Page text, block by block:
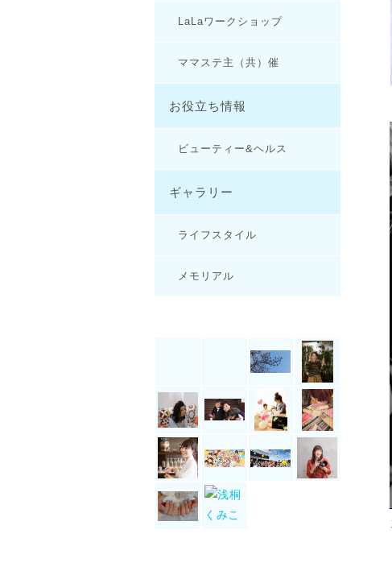
LaLaワークショップ
ママステ主（共）催
お役立ち情報
ビューティー&ヘルス
ギャラリー
ライフスタイル
メモリアル